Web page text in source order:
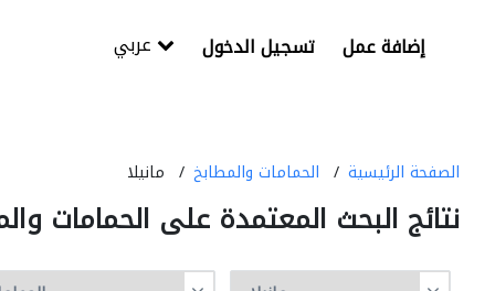
تسجيل الدخول إضافة عمل
الصفحة الرئيسية الحمامات والمطابخ مانيلا
نتائج البحث المعتمدة على الحمامات